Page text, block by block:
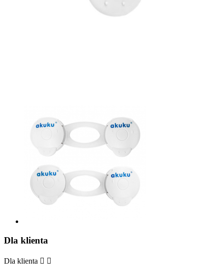
Dla klienta
Dla klienta  